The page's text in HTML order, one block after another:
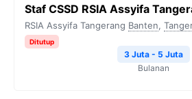
Staf CSSD RSIA Assyifa
RSIA Assyifa Tangerang Banten,
Ditutup
3 Juta - 5 Juta
Bulanan